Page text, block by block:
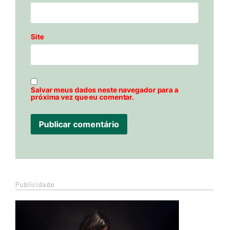
Site
Salvar meus dados neste navegador para a
próxima vez que eu comentar.
Publicidade